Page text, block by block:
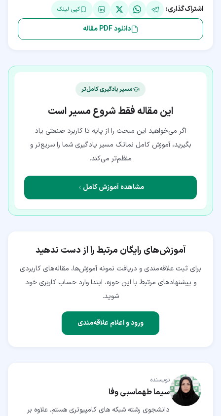
اشتراک‌گذاری: کپی لینک
دانلود PDF مقاله
مسیر یادگیری کامل‌تر
این مقاله فقط شروع مسیر است
اگر می‌خواهید این مبحث را از پایه تا کاربرد صنعتی یاد
بگیرید، آموزش کامل نماتک مسیر یادگیری شما را سریع‌تر و
منظم‌تر می‌کند.
مشاهده آموزش کامل
آموزش‌های رایگان مرتبط را از دست ندهید
برای ثبت علاقه‌مندی و دریافت نمونه آموزش‌ها، مقاله‌های کاربردی
و پیشنهادهای مرتبط با این حوزه، ابتدا وارد حساب کاربری خود
شوید.
ورود و اعلام علاقه‌مندی
نویسنده
سیما طهماسبی وفا
دانشجوی رشته شبکه های کامپیوتری هستم. علاوه بر